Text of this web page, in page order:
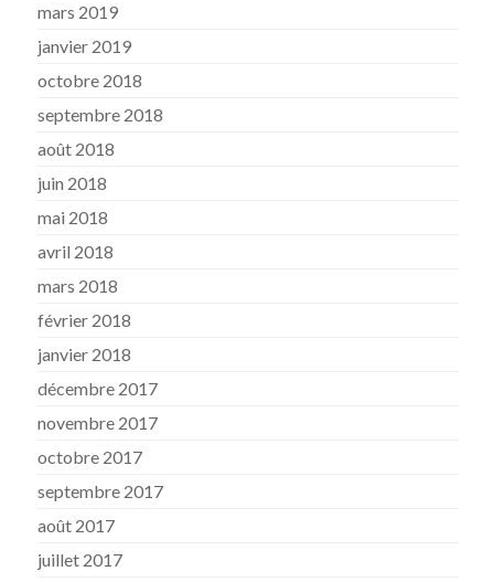
mars 2019
janvier 2019
octobre 2018
septembre 2018
août 2018
juin 2018
mai 2018
avril 2018
mars 2018
février 2018
janvier 2018
décembre 2017
novembre 2017
octobre 2017
septembre 2017
août 2017
juillet 2017